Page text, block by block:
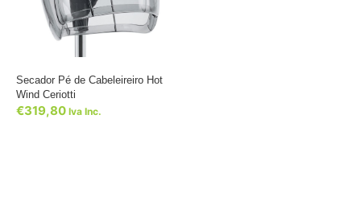
Secador Pé de Cabeleireiro Hot
Wind Ceriotti
€319,80 Iva Inc.